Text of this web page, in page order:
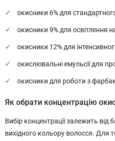
окисники 6% для
окисники 9% для освітлення
окисники 12% для
окислювальні емульсії для
окисники для роботи з
Як обрати концентрацію
Вибір концентрації залежить від
вихідного кольору волосся. Для